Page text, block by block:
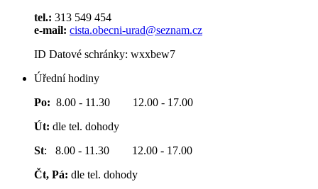
tel.: 313 549 454
e-mail: cista.obecni-urad@seznam.cz
ID Datové schránky: wxxbew7
Úřední hodiny
Po: 8.00 - 11.30 12.00 - 17.00
Út: dle tel. dohody
St: 8.00 - 11.30 12.00 - 17.00
Čt, Pá: dle tel. dohody